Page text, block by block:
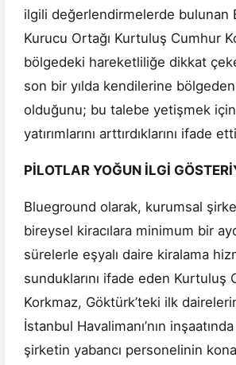
ilgili değerlendirmelerde bulunan
Kurucu Ortağı Kurtuluş Cumhur
bölgedeki hareketliliğe dikkat
son bir yılda kendilerine
olduğunu; bu talebe yetişmek
yatırımlarını arttırdıklarını ifade
PİLOTLAR YOĞUN İLGİ
Blueground olarak, kurumsal
bireysel kiracılara minimum bir
sürelerle eşyalı daire kiralama
sunduklarını ifade eden Kurtuluş
Korkmaz, Göktürk’teki ilk
İstanbul Havalimanı’nın
şirketin yabancı personelinin